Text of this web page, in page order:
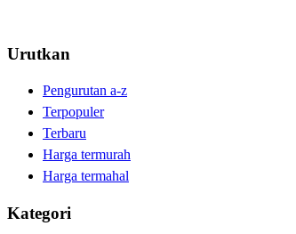
Urutkan
Pengurutan a-z
Terpopuler
Terbaru
Harga termurah
Harga termahal
Kategori